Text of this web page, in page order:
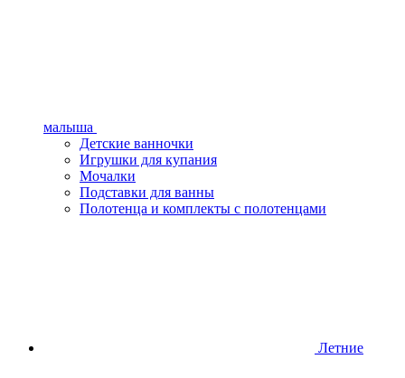
малыша
Детские ванночки
Игрушки для купания
Мочалки
Подставки для ванны
Полотенца и комплекты с полотенцами
Летние